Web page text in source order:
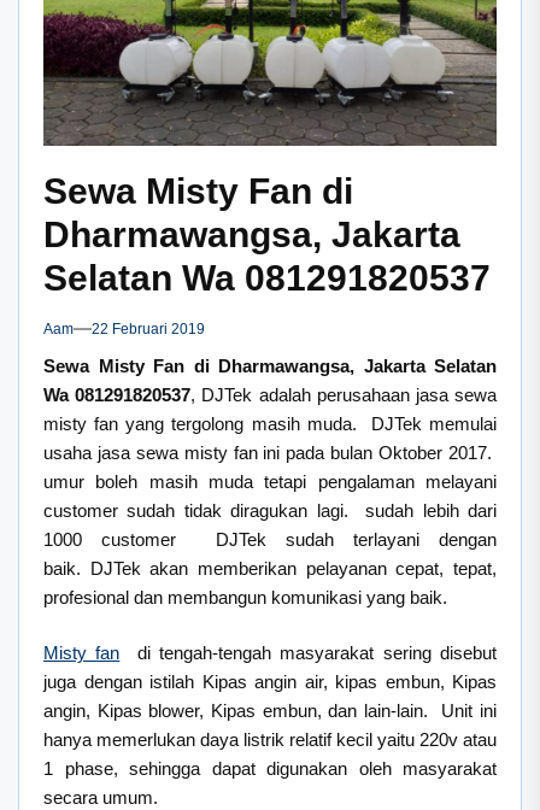
Sewa Misty Fan di
Dharmawangsa, Jakarta
Selatan Wa 081291820537
Aam 22 Februari 2019
Sewa Misty Fan di Dharmawangsa, Jakarta Selatan
Wa 081291820537, DJTek adalah perusahaan jasa sewa
misty fan yang tergolong masih muda. DJTek memulai
usaha jasa sewa misty fan ini pada bulan Oktober 2017.
umur boleh masih muda tetapi pengalaman melayani
customer sudah tidak diragukan lagi. sudah lebih dari
1000 customer DJTek sudah terlayani dengan
baik. DJTek akan memberikan pelayanan cepat, tepat,
profesional dan membangun komunikasi yang baik.
Misty fan di tengah-tengah masyarakat sering disebut
juga dengan istilah Kipas angin air, kipas embun, Kipas
angin, Kipas blower, Kipas embun, dan lain-lain. Unit ini
hanya memerlukan daya listrik relatif kecil yaitu 220v atau
1 phase, sehingga dapat digunakan oleh masyarakat
secara umum.